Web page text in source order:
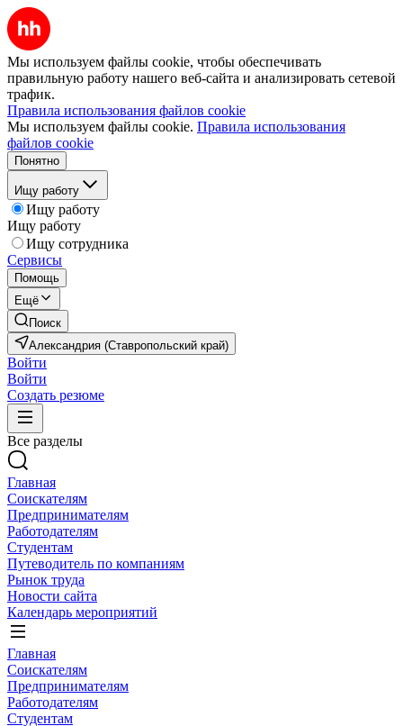
Мы используем файлы cookie, чтобы обеспечивать
правильную работу нашего веб-сайта и анализировать сетевой
трафик.
Правила использования файлов cookie
Мы используем файлы cookie. Правила использования
файлов cookie
Понятно
Ищу работу
Ищу работу
Ищу работу
Ищу сотрудника
Сервисы
Помощь
Ещё
Поиск
Александрия (Ставропольский край)
Войти
Войти
Создать резюме
Все разделы
Главная
Соискателям
Предпринимателям
Работодателям
Студентам
Путеводитель по компаниям
Рынок труда
Новости сайта
Календарь мероприятий
Главная
Соискателям
Предпринимателям
Работодателям
Студентам